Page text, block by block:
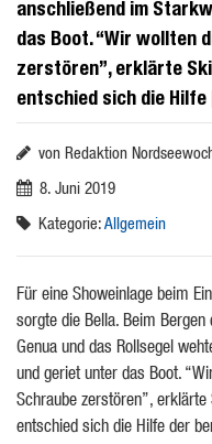
anschließend im
das Boot. “Wir wollten
zerstören”, erklärte
entschied sich die
von Redaktion
8. Juni 2019
Kategorie: Allgemein
Für eine Showeinlage beim
sorgte die Bella. Beim
Genua und das Rollsegel
und geriet unter das Boot.
Schraube zerstören”, erklärte
entschied sich die Hilfe der